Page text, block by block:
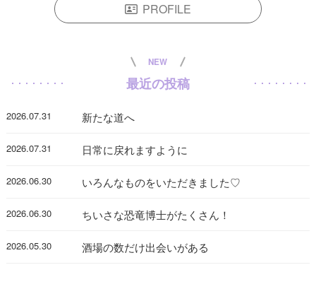
PROFILE
NEW
最近の投稿
2026.07.31 新たな道へ
2026.07.31 日常に戻れますように
2026.06.30 いろんなものをいただきました♡
2026.06.30 ちいさな恐竜博士がたくさん！
2026.05.30 酒場の数だけ出会いがある